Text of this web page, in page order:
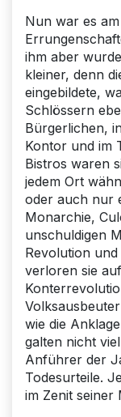
Nun war es
ihm aber
kleiner, denn
eingebildete,
Schlössern
Bürgerlichen,
Kontor und im
Bistros waren
jedem Ort
oder auch nur
Monarchie,
unschuldigen
Revolution
verloren sie
wie die
galten nicht
Anführer der
Todesurteile.
im Zenit seiner